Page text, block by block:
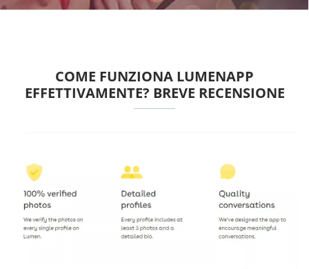
COME FUNZIONA LUMENAPP
EFFETTIVAMENTE? BREVE RECENSIONE